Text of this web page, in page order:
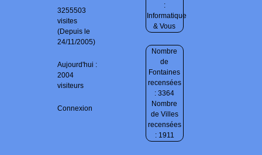
3255503
visites
(Depuis le
24/11/2005)
Aujourd'hui :
2004
visiteurs
Connexion
:
Informatique
& Vous
Nombre
de
Fontaines
recensées
: 3364
Nombre
de Villes
recensées
: 1911